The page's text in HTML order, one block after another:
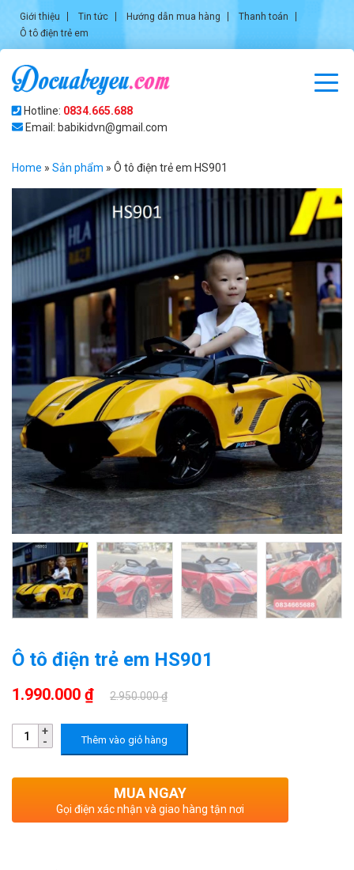
Giới thiệu Tin tức Hướng dẫn mua hàng
Thanh toán
Ô tô điện trẻ em
Hotline: 0834.665.688
Email: babikidvn@gmail.com
Home » Sản phẩm » Ô tô điện trẻ em HS901
Ô tô điện trẻ em HS901
1.990.000 ₫ 2.950.000 ₫
Thêm vào giỏ hàng
MUA NGAY
Gọi điện xác nhận và giao hàng tận nơi